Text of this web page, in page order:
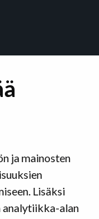
ja mainosten
Lisäksi
analytiikka-alan